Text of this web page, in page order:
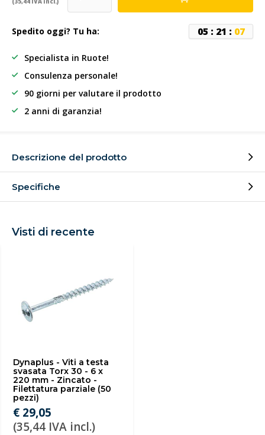
Spedito oggi? Tu ha: 05 : 21 : 07
Specialista in Ruote!
Consulenza personale!
90 giorni per valutare il prodotto
2 anni di garanzia!
Descrizione del prodotto
Specifiche
Visti di recente
Dynaplus - Viti a testa
svasata Torx 30 - 6 x
220 mm - Zincato -
Filettatura parziale (50
pezzi)
€ 29,05
(35,44 IVA incl.)